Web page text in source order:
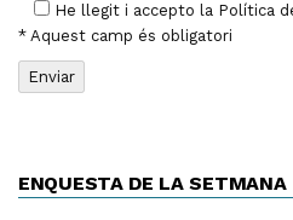
He llegit i accepto la Política
* Aquest camp és obligatori
ENQUESTA DE LA SETMANA